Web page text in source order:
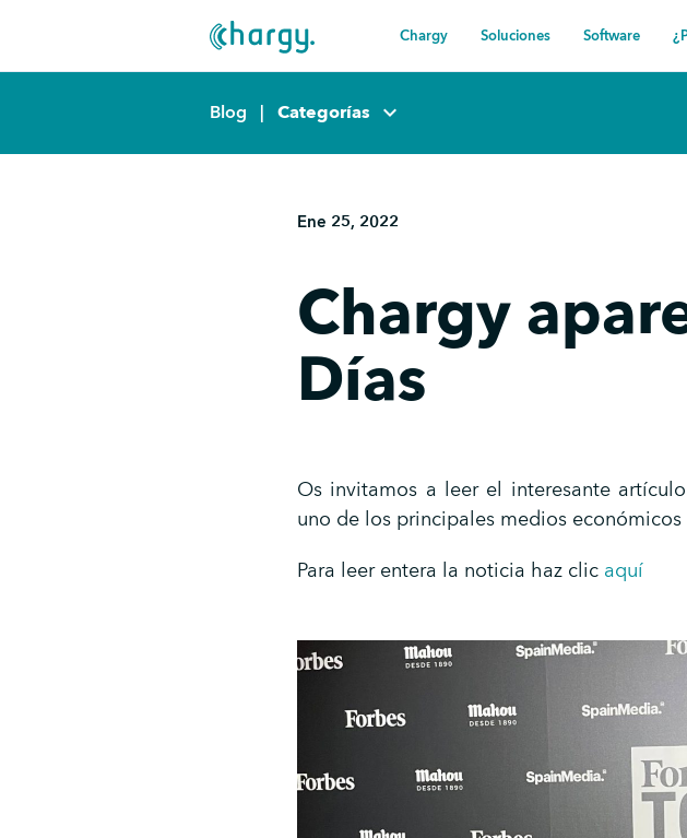
Chargy Soluciones Software
Blog | Categorías keyboard_arrow_down
Ene 25, 2022
Chargy
Días
Os invitamos a leer el interesante
uno de los principales medios
Para leer entera la noticia haz clic aquí